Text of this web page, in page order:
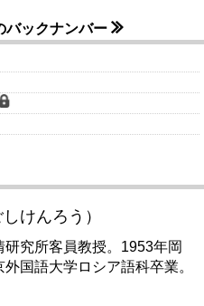
バックナンバー
けんろう）
究所客員教授。1953年岡
国語大学ロシア語科卒業。